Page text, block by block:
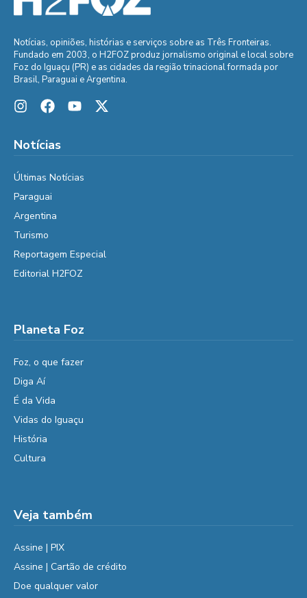
Notícias, opiniões, histórias e serviços sobre as Três Fronteiras.
Fundado em 2003, o H2FOZ produz jornalismo original e local sobre
Foz do Iguaçu (PR) e as cidades da região trinacional formada por
Brasil, Paraguai e Argentina.
Notícias
Últimas Notícias
Paraguai
Argentina
Turismo
Reportagem Especial
Editorial H2FOZ
Planeta Foz
Foz, o que fazer
Diga Aí
É da Vida
Vidas do Iguaçu
História
Cultura
Veja também
Assine | PIX
Assine | Cartão de crédito
Doe qualquer valor